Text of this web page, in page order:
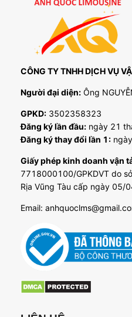
CÔNG TY TNHH DỊCH VỤ
Người đại diện: Ông
GPKD: 3502358323
Đăng ký lần đầu: ngày 21
Đăng ký thay đổi lần 1:
Giấy phép kinh doanh vận
7718000100/GPKDVT do
Rịa Vũng Tàu cấp ngày 05/
Email: